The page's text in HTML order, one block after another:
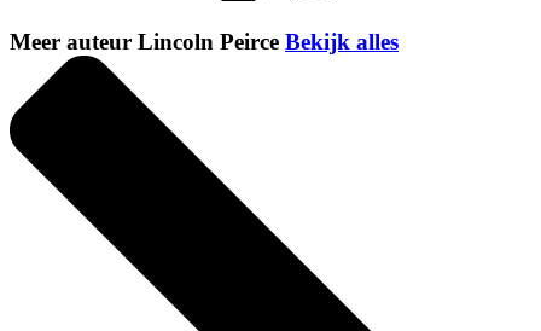
Meer auteur Lincoln Peirce Bekijk alles